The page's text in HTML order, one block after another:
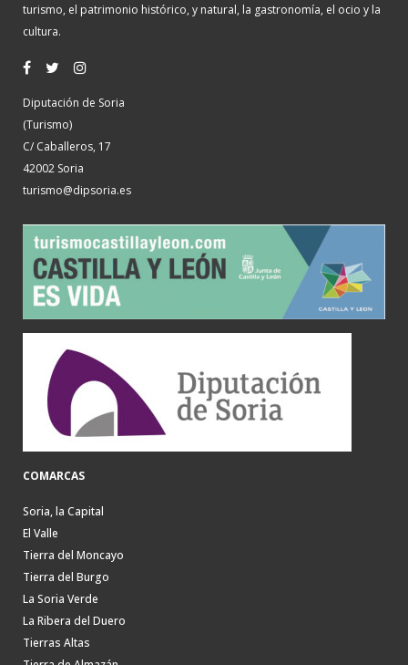
turismo, el patrimonio histórico, y natural, la gastronomía, el ocio y la
cultura.
Diputación de Soria
(Turismo)
C/ Caballeros, 17
42002 Soria
turismo@dipsoria.es
COMARCAS
Soria, la Capital
El Valle
Tierra del Moncayo
Tierra del Burgo
La Soria Verde
La Ribera del Duero
Tierras Altas